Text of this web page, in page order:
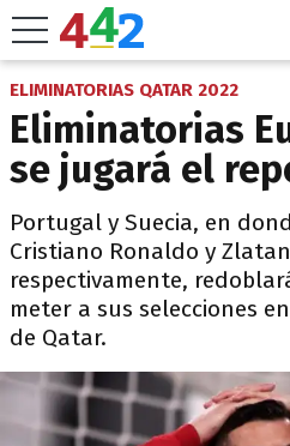
ELIMINATORIAS QATAR 2022
Eliminatorias
se jugará el
Portugal y Suecia, en
Cristiano Ronaldo y
respectivamente,
meter a sus selecciones
de Qatar.